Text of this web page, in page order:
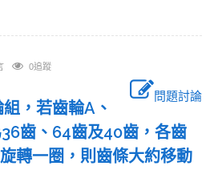
0追蹤
問題討論
，若齒輪A、
齒、64齒及40齒，各齒
轉一圈，則齒條大約移動